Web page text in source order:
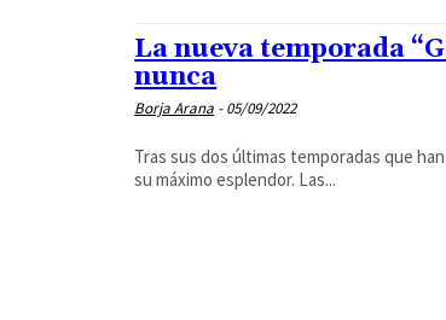
La nueva temporada
nunca
Borja Arana - 05/09/2022
Tras sus dos últimas temporadas que
su máximo esplendor. Las...